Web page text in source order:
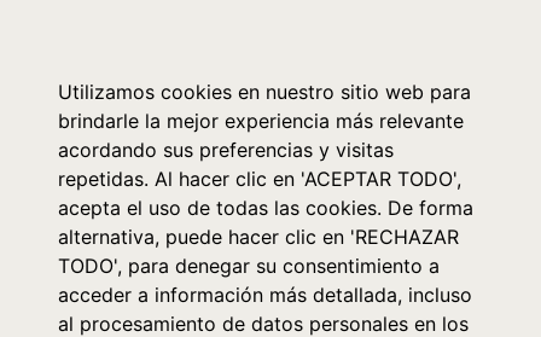
Utilizamos cookies en nuestro sitio web para
brindarle la mejor experiencia más relevante
acordando sus preferencias y visitas
repetidas. Al hacer clic en 'ACEPTAR TODO',
acepta el uso de todas las cookies. De forma
alternativa, puede hacer clic en 'RECHAZAR
TODO', para denegar su consentimiento a
acceder a información más detallada, incluso
al procesamiento de datos personales en los